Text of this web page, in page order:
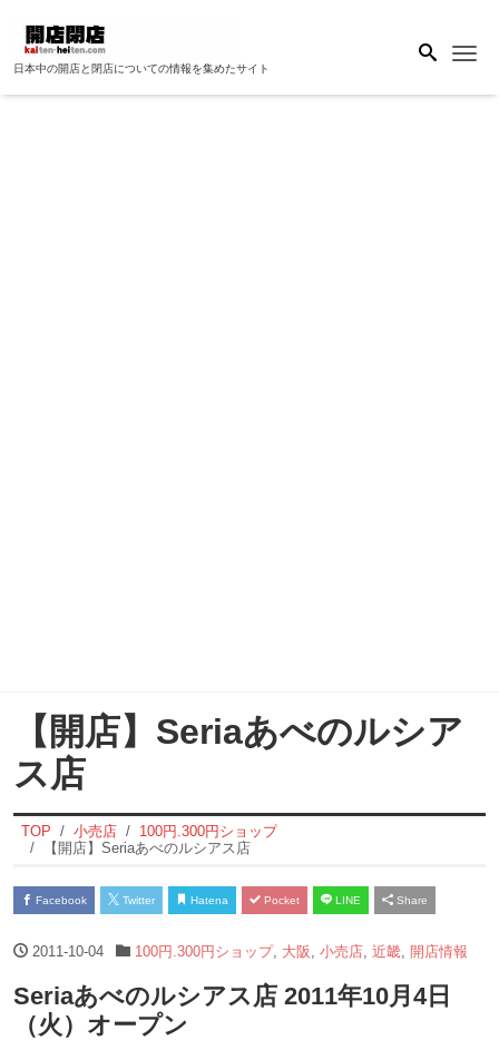
日本中の開店と閉店についての情報を集めたサイト
【開店】Seriaあべのルシア
ス店
TOP 小売店
100円.300円ショップ
【開店】Seriaあべのルシアス店
Facebook Twitter Hatena Pocket LINE Share
2011-10-04 100円.300円ショップ, 大阪 小売店, 近畿, 開店情報
Seriaあべのルシアス店 2011年10月4日
（火）オープン